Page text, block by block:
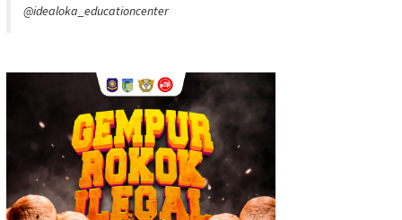
@idealoka_educationcenter